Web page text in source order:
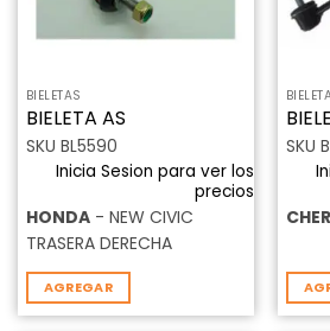
BIELETAS
BIELETA AS
SKU BL5590
Inicia Sesion para ver los
precios
HONDA- NEW CIVIC
TRASERA DERECHA
AGREGAR
SKU